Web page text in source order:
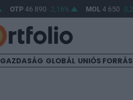
OTP46 890 2,16% MOL4 650
GAZDASÁG GLOBÁL UNIÓS